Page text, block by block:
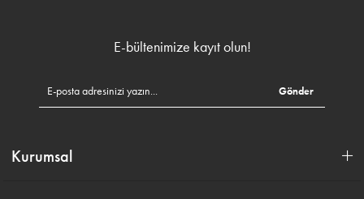
E-bültenimize kayıt olun!
Gönder
Kurumsal